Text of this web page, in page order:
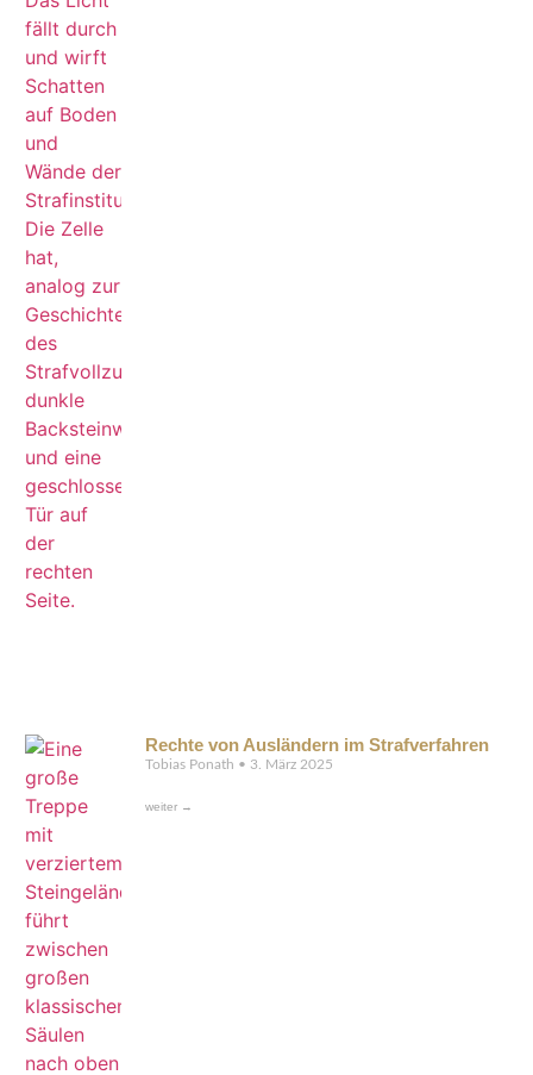
Rechte von Ausländern im Strafverfahren
Tobias Ponath 3. März 2025
weiter →